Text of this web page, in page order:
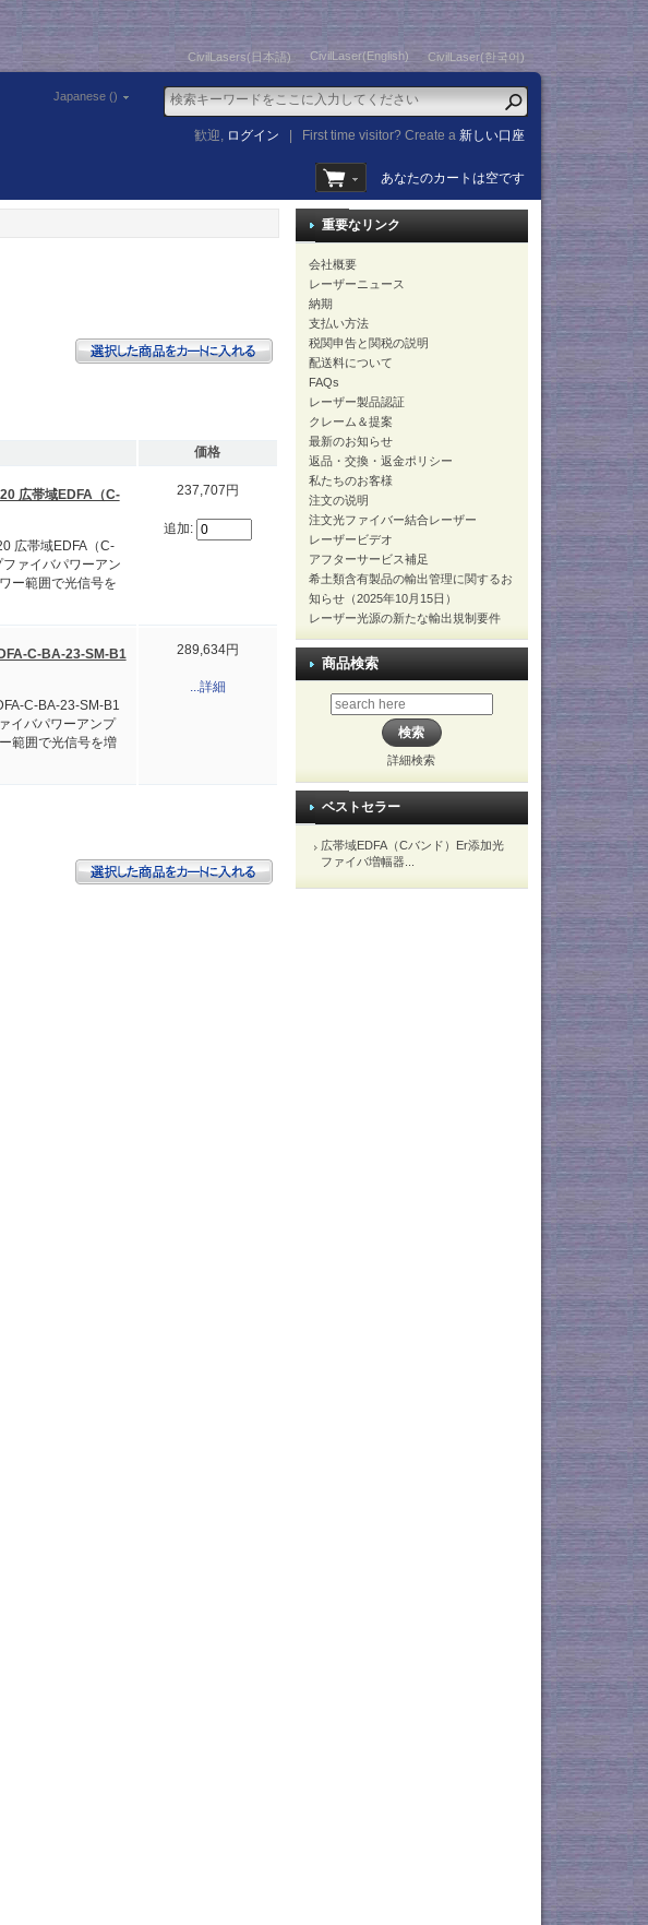
CivilLasers(日本語) CivilLaser(English) CivilLaser(한국어)
Japanese ()
歓迎, ログイン First time visitor? Create a新しい口座
あなたのカートは空です
価格
広帯域EDFA（C-
広帯域EDFA（C-
ァイバパワーアン
ー範囲で光信号を
237,707円
追加:
C-BA-23-SM-B1
C-BA-23-SM-B1
イバパワーアンプ
範囲で光信号を増
289,634円
...詳細
重要なリンク
会社概要
レーザーニュース
納期
支払い方法
税関申告と関税の説明
配送料について
FAQs
レーザー製品認証
クレーム＆提案
最新のお知らせ
返品・交換・返金ポリシー
私たちのお客様
注文の说明
注文光ファイバー結合レーザー
レーザービデオ
アフターサービス補足
希土類含有製品の輸出管理に関するお
知らせ（2025年10月15日）
レーザー光源の新たな輸出規制要件
商品検索
詳細検索
ベストセラー
広帯域EDFA（Cバンド）Er添加光
ファイバ増幅器...